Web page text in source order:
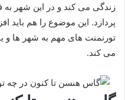
زندگی می کند و در این شهر به
پردازد. این موضوع را هم باید
تورنمنت‌ های مهم به شهر ها و
می‌ کند.